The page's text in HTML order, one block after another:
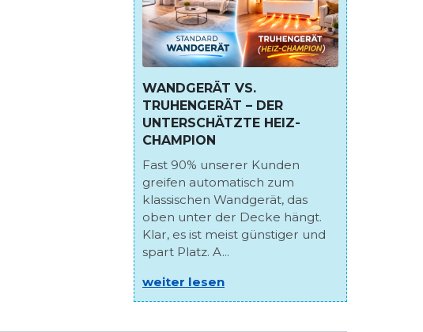
WANDGERÄT VS.
TRUHENGERÄT – DER
UNTERSCHÄTZTE HEIZ-
CHAMPION
Fast 90% unserer Kunden
greifen automatisch zum
klassischen Wandgerät, das
oben unter der Decke hängt.
Klar, es ist meist günstiger und
spart Platz. A...
weiter lesen